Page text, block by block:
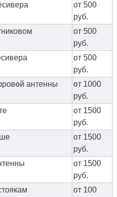
от 500
руб.
от 500
руб.
от 500
руб.
антенны
от 1000
руб.
от 1500
руб.
от 1500
руб.
от 1500
руб.
от 100